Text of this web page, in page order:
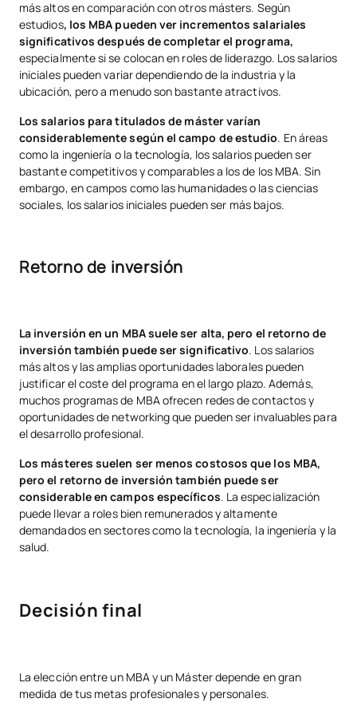
más altos en comparación con otros másters. Según
estudios, los MBA pueden ver incrementos salariales
significativos después de completar el programa,
especialmente si se colocan en roles de liderazgo. Los salarios
iniciales pueden variar dependiendo de la industria y la
ubicación, pero a menudo son bastante atractivos.
Los salarios para titulados de máster varían
considerablemente según el campo de estudio. En áreas
como la ingeniería o la tecnología, los salarios pueden ser
bastante competitivos y comparables a los de los MBA. Sin
embargo, en campos como las humanidades o las ciencias
sociales, los salarios iniciales pueden ser más bajos.
Retorno de inversión
La inversión en un MBA suele ser alta, pero el retorno de
inversión también puede ser significativo. Los salarios
más altos y las amplias oportunidades laborales pueden
justificar el coste del programa en el largo plazo. Además,
muchos programas de MBA ofrecen redes de contactos y
oportunidades de networking que pueden ser invaluables para
el desarrollo profesional.
Los másteres suelen ser menos costosos que los MBA,
pero el retorno de inversión también puede ser
considerable en campos específicos. La especialización
puede llevar a roles bien remunerados y altamente
demandados en sectores como la tecnología, la ingeniería y la
salud.
Decisión final
La elección entre un MBA y un Máster depende en gran
medida de tus metas profesionales y personales.